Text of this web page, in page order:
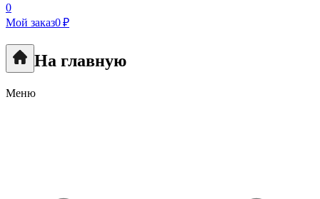
0
Мой заказ0 ₽
На главную
Меню